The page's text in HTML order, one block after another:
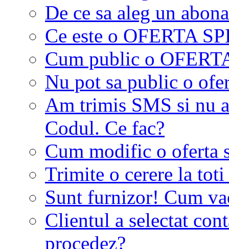
De ce sa aleg un
Ce este o OFERTA
Cum public o
Nu pot sa public o
Am trimis SMS si nu
Codul. Ce fac?
Cum modific o oferta
Trimite o cerere la
Sunt furnizor! Cum
Clientul a selectat
procedez?